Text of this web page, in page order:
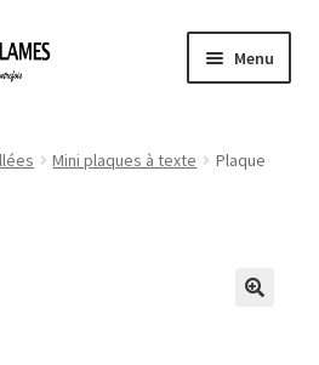
Menu
des Réclames
Mini plaques à texte
Plaque